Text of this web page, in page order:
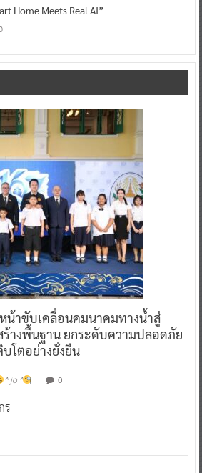
Home Meets Real AI”
น้าขับเคลื่อนคมนาคมทางน้ำสู่
างพื้นฐาน ยกระดับความปลอดภัย
บโตอย่างยั่งยืน
^ jo ^ 0
ร